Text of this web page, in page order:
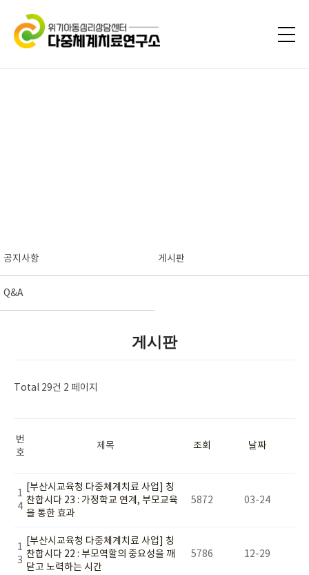
공지사항 게시판
Q&A
게시판
Total 29건 2 페이지
번
호
제목 조회 날짜
1
4
[부산시교육청 다중체계치료 사업] 칭
찬합시다 23 : 가정학교 연계, 부모교육
을 통한 효과
5872 03-24
1
3
[부산시교육청 다중체계치료 사업] 칭
찬합시다 22 : 부모역할의 중요성을 깨
닫고 노력하는 시간
5786 12-29